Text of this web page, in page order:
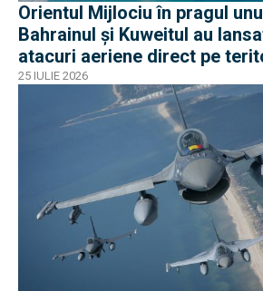
Orientul Mijlociu în pragul
Bahrainul și Kuweitul au
atacuri aeriene direct pe
25 IULIE 2026